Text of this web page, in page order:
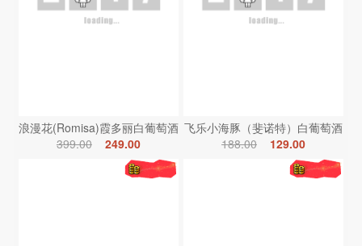
浪漫花(Romisa)霞多丽白葡萄酒
399.00
249.00
飞乐小海豚（斐诺特）白葡萄酒
188.00
129.00